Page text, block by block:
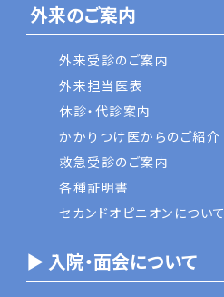
外来のご案内
外来受診のご案内
外来担当医表
休診・代診案内
かかりつけ医からのご紹介
救急受診のご案内
各種証明書
セカンドオピニオンについて
▶ 入院・面会について